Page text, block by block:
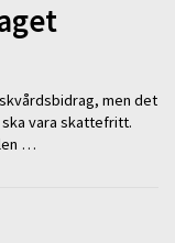
men det
vara skattefritt.
…